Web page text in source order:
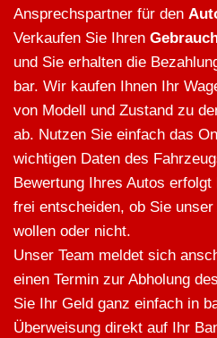
Ansprechspartner für den
Verkaufen Sie Ihren
und Sie erhalten die
bar. Wir kaufen Ihnen Ihr
von Modell und Zustand zu
ab. Nutzen Sie einfach das
wichtigen Daten des
Bewertung Ihres Autos
frei entscheiden, ob Sie unser
wollen oder nicht.
Unser Team meldet sich
einen Termin zur Abholung
Sie Ihr Geld ganz einfach in
Überweisung direkt auf Ihr